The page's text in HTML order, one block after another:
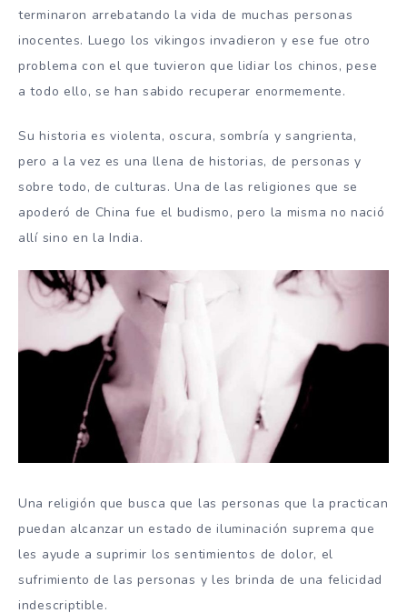
terminaron arrebatando la vida de muchas personas
inocentes. Luego los vikingos invadieron y ese fue otro
problema con el que tuvieron que lidiar los chinos, pese
a todo ello, se han sabido recuperar enormemente.
Su historia es violenta, oscura, sombría y sangrienta,
pero a la vez es una llena de historias, de personas y
sobre todo, de culturas. Una de las religiones que se
apoderó de China fue el budismo, pero la misma no nació
allí sino en la India.
Una religión que busca que las personas que la practican
puedan alcanzar un estado de iluminación suprema que
les ayude a suprimir los sentimientos de dolor, el
sufrimiento de las personas y les brinda de una felicidad
indescriptible.